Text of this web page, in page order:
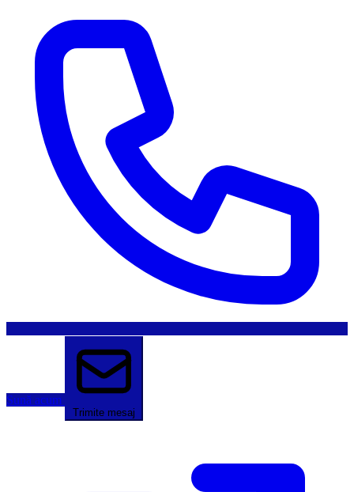
Sună acum
Trimite mesaj